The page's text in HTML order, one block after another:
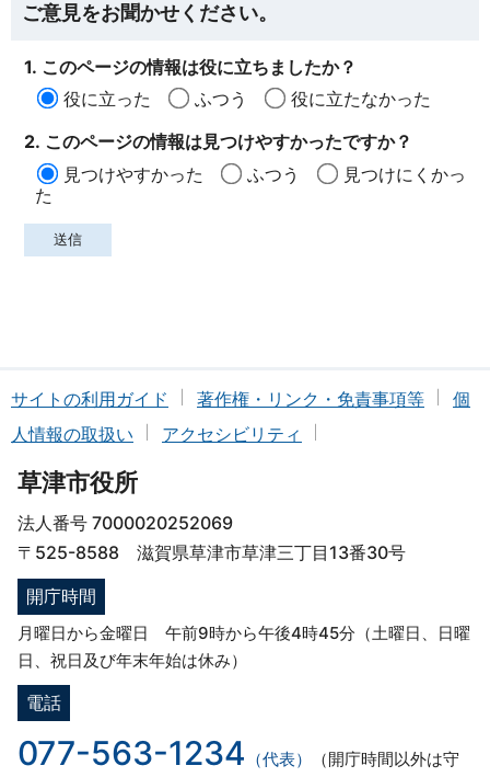
ご意見をお聞かせください。
1. このページの情報は役に立ちましたか？
役に立った
ふつう
役に立たなかった
2. このページの情報は見つけやすかったですか？
見つけやすかった
ふつう
見つけにくかっ
た
サイトの利用ガイド 著作権・リンク・免責事項等
個
人情報の取扱い
アクセシビリティ
草津市役所
法人番号 7000020252069
〒525-8588 滋賀県草津市草津三丁目13番30号
開庁時間
月曜日から金曜日 午前9時から午後4時45分（土曜日、日曜
日、祝日及び年末年始は休み）
電話
077-563-1234 （代表） （開庁時間以外は守